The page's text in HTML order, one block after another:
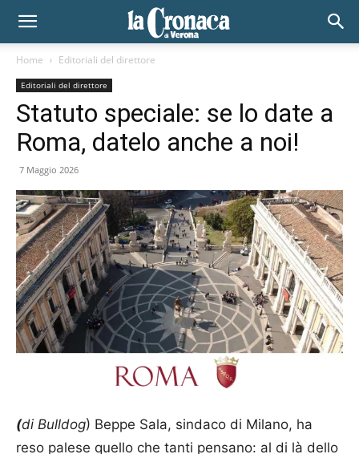
Home Editoriali del direttore
Editoriali del direttore
Statuto speciale: se lo date a
Roma, datelo anche a noi!
7 Maggio 2026
(di Bulldog) Beppe Sala, sindaco di Milano, ha
reso palese quello che tanti pensano: al di là dello